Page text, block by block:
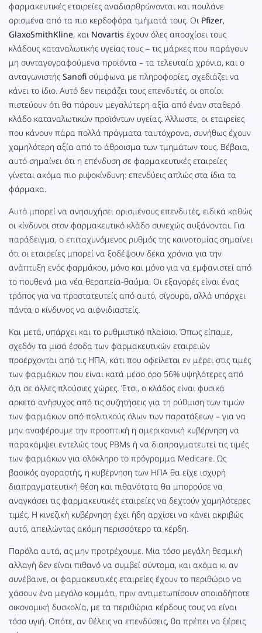
φαρμακευτικές εταιρείες αναδιαρθρώνονται και πουλάνε
ορισμένα από τα πιο κερδοφόρα τμήματά τους. Οι Pfizer,
GlaxoSmithKline, και Novartis έχουν όλες αποσχίσει τους
κλάδους καταναλωτικής υγείας τους – τις μάρκες που παράγουν
μη συνταγογραφούμενα προϊόντα – τα τελευταία χρόνια, και ο
ανταγωνιστής Sanofi σύμφωνα με πληροφορίες, σχεδιάζει να
κάνει το ίδιο. Αυτό δεν πειράζει τους επενδυτές, οι οποίοι
πιστεύουν ότι θα πάρουν μεγαλύτερη αξία από έναν σταθερό
κλάδο καταναλωτικών προϊόντων υγείας. Άλλωστε, οι εταιρείες
που κάνουν πάρα πολλά πράγματα ταυτόχρονα, συνήθως έχουν
χαμηλότερη αξία από το άθροισμα των τμημάτων τους. Βέβαια,
αυτό σημαίνει ότι η επένδυση σε φαρμακευτικές εταιρείες
γίνεται ακόμα πιο ριψοκίνδυνη: επενδύεις απλώς στα ίδια τα
φάρμακα.
Αυτό μπορεί να ανησυχήσει ορισμένους επενδυτές, ειδικά καθώς
οι κίνδυνοι στον φαρμακευτικό κλάδο συνεχώς αυξάνονται. Για
παράδειγμα, ο επιταχυνόμενος ρυθμός της καινοτομίας σημαίνει
ότι οι εταιρείες μπορεί να ξοδέψουν δέκα χρόνια για την
ανάπτυξη ενός φαρμάκου, μόνο και μόνο για να εμφανιστεί από
το πουθενά μια νέα θεραπεία-θαύμα. Οι εξαγορές είναι ένας
τρόπος για να προστατευτείς από αυτό, σίγουρα, αλλά υπάρχει
πάντα ο κίνδυνος να αιφνιδιαστείς.
Και μετά, υπάρχει και το ρυθμιστικό πλαίσιο. Όπως είπαμε,
σχεδόν τα μισά έσοδα των φαρμακευτικών εταιρειών
προέρχονται από τις ΗΠΑ, κάτι που οφείλεται εν μέρει στις τιμές
των φαρμάκων που είναι κατά μέσο όρο 56% υψηλότερες από
ό,τι σε άλλες πλούσιες χώρες. Έτσι, ο κλάδος είναι φυσικά
αρκετά ανήσυχος από τις συζητήσεις για τη ρύθμιση των τιμών
των φαρμάκων από πολιτικούς όλων των παρατάξεων – για να
μην αναφέρουμε την προοπτική η αμερικανική κυβέρνηση να
παρακάμψει εντελώς τους PBMs ή να διαπραγματευτεί τις τιμές
των φαρμάκων για ολόκληρο το πρόγραμμα Medicare. Ως
βασικός αγοραστής, η κυβέρνηση των ΗΠΑ θα είχε ισχυρή
διαπραγματευτική θέση και πιθανότατα θα μπορούσε να
αναγκάσει τις φαρμακευτικές εταιρείες να δεχτούν χαμηλότερες
τιμές. Η κινεζική κυβέρνηση έχει ήδη αρχίσει να κάνει ακριβώς
αυτό, απειλώντας ακόμη περισσότερο τα κέρδη.
Παρόλα αυτά, ας μην προτρέχουμε. Μια τόσο μεγάλη θεσμική
αλλαγή δεν είναι πιθανό να συμβεί σύντομα, και ακόμα κι αν
συνέβαινε, οι φαρμακευτικές εταιρείες έχουν το περιθώριο να
χάσουν ένα μεγάλο κομμάτι, πριν αντιμετωπίσουν οποιαδήποτε
οικονομική δυσκολία, με τα περιθώρια κέρδους τους να είναι
τόσο υγιή. Οπότε, αν θέλεις να επενδύσεις, θα πρέπει να ξέρεις